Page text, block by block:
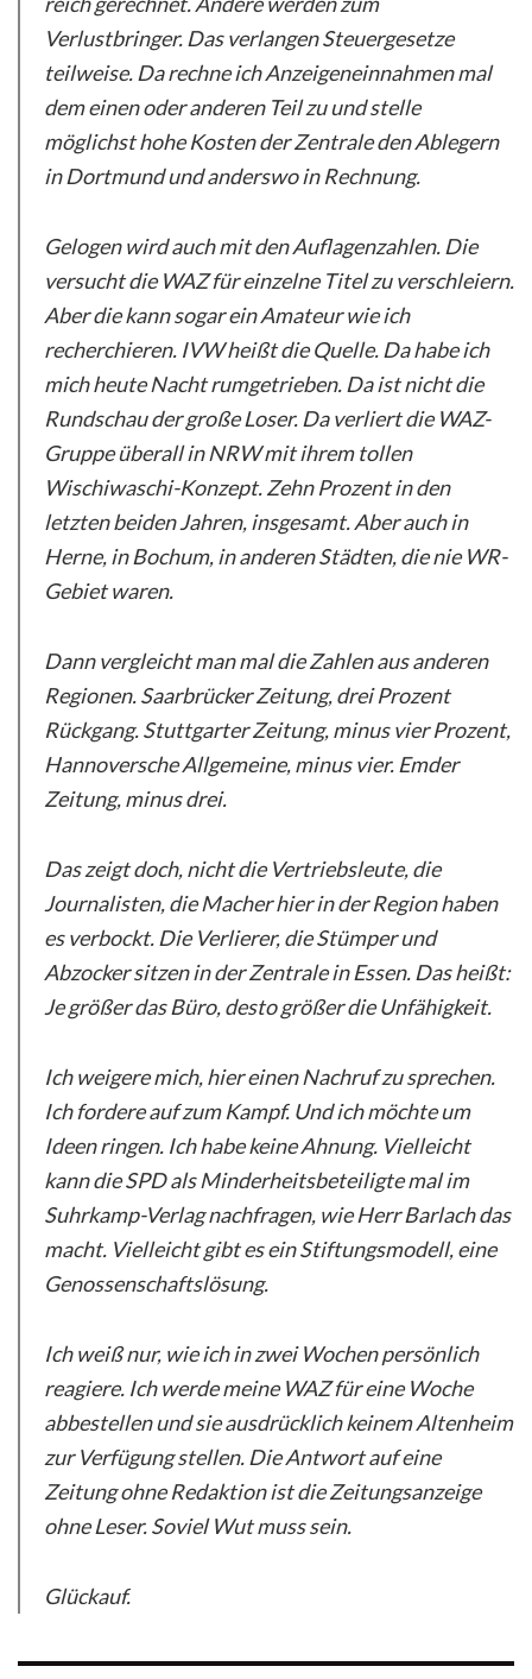
Verlustbringer. Das verlangen Steuergesetze
teilweise. Da rechne ich Anzeigeneinnahmen mal
dem einen oder anderen Teil zu und stelle
möglichst hohe Kosten der Zentrale den Ablegern
in Dortmund und anderswo in Rechnung.
Gelogen wird auch mit den Auflagenzahlen. Die
versucht die WAZ für einzelne Titel zu verschleiern.
Aber die kann sogar ein Amateur wie ich
recherchieren. IVW heißt die Quelle. Da habe ich
mich heute Nacht rumgetrieben. Da ist nicht die
Rundschau der große Loser. Da verliert die WAZ-
Gruppe überall in NRW mit ihrem tollen
Wischiwaschi-Konzept. Zehn Prozent in den
letzten beiden Jahren, insgesamt. Aber auch in
Herne, in Bochum, in anderen Städten, die nie WR-
Gebiet waren.
Dann vergleicht man mal die Zahlen aus anderen
Regionen. Saarbrücker Zeitung, drei Prozent
Rückgang. Stuttgarter Zeitung, minus vier Prozent,
Hannoversche Allgemeine, minus vier. Emder
Zeitung, minus drei.
Das zeigt doch, nicht die Vertriebsleute, die
Journalisten, die Macher hier in der Region haben
es verbockt. Die Verlierer, die Stümper und
Abzocker sitzen in der Zentrale in Essen. Das heißt:
Je größer das Büro, desto größer die Unfähigkeit.
Ich weigere mich, hier einen Nachruf zu sprechen.
Ich fordere auf zum Kampf. Und ich möchte um
Ideen ringen. Ich habe keine Ahnung. Vielleicht
kann die SPD als Minderheitsbeteiligte mal im
Suhrkamp-Verlag nachfragen, wie Herr Barlach das
macht. Vielleicht gibt es ein Stiftungsmodell, eine
Genossenschaftslösung.
Ich weiß nur, wie ich in zwei Wochen persönlich
reagiere. Ich werde meine WAZ für eine Woche
abbestellen und sie ausdrücklich keinem Altenheim
zur Verfügung stellen. Die Antwort auf eine
Zeitung ohne Redaktion ist die Zeitungsanzeige
ohne Leser. Soviel Wut muss sein.
Glückauf.